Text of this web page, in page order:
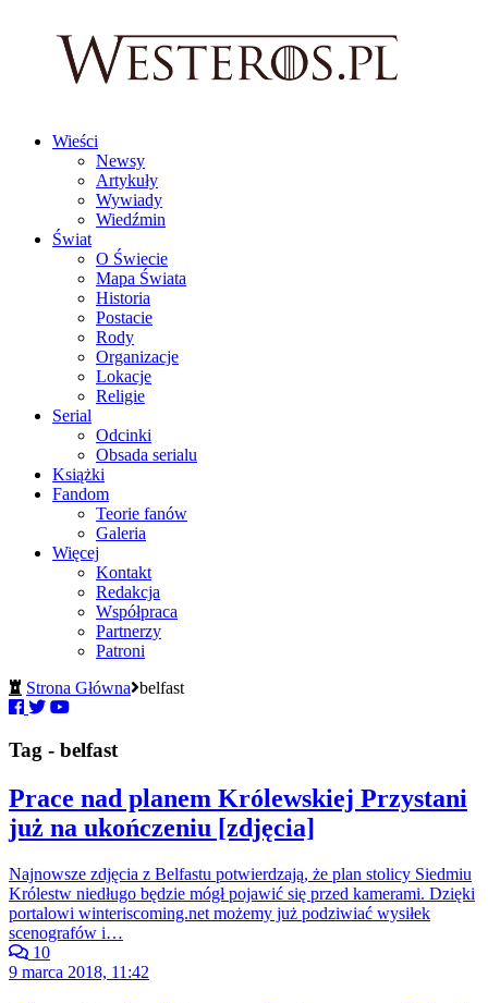
Wieści
Newsy
Artykuły
Wywiady
Wiedźmin
Świat
O Świecie
Mapa Świata
Historia
Postacie
Rody
Organizacje
Lokacje
Religie
Serial
Odcinki
Obsada serialu
Książki
Fandom
Teorie fanów
Galeria
Więcej
Kontakt
Redakcja
Współpraca
Partnerzy
Patroni
Strona Główna belfast
Tag - belfast
Prace nad planem Królewskiej Przystani
już na ukończeniu [zdjęcia]
Najnowsze zdjęcia z Belfastu potwierdzają, że plan stolicy Siedmiu
Królestw niedługo będzie mógł pojawić się przed kamerami. Dzięki
portalowi winteriscoming.net możemy już podziwiać wysiłek
scenografów i…
10
9 marca 2018, 11:42